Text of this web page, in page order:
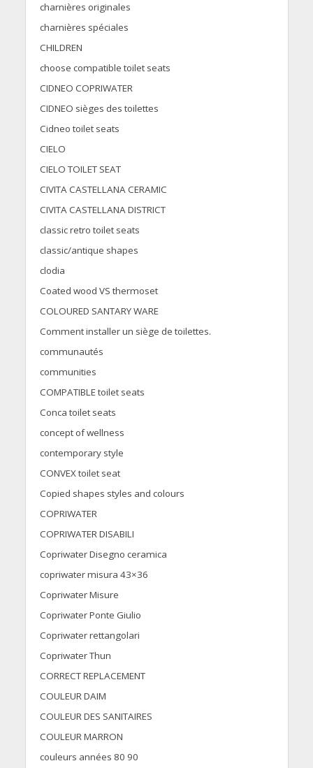
charnières originales
charnières spéciales
CHILDREN
choose compatible toilet seats
CIDNEO COPRIWATER
CIDNEO sièges des toilettes
Cidneo toilet seats
CIELO
CIELO TOILET SEAT
CIVITA CASTELLANA CERAMIC
CIVITA CASTELLANA DISTRICT
classic retro toilet seats
classic/antique shapes
clodia
Coated wood VS thermoset
COLOURED SANTARY WARE
Comment installer un siège de toilettes.
communautés
communities
COMPATIBLE toilet seats
Conca toilet seats
concept of wellness
contemporary style
CONVEX toilet seat
Copied shapes styles and colours
COPRIWATER
COPRIWATER DISABILI
Copriwater Disegno ceramica
copriwater misura 43×36
Copriwater Misure
Copriwater Ponte Giulio
Copriwater rettangolari
Copriwater Thun
CORRECT REPLACEMENT
COULEUR DAIM
COULEUR DES SANITAIRES
COULEUR MARRON
couleurs années 80 90